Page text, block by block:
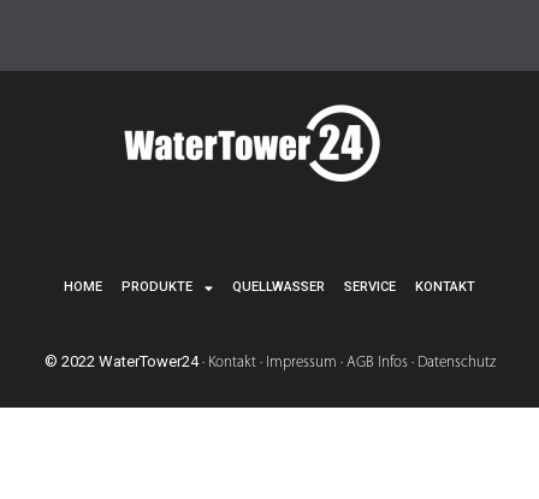
HOME PRODUKTE QUELLWASSER SERVICE KONTAKT
© 2022 WaterTower24· Kontakt· Impressum · AGB Infos· Datenschutz